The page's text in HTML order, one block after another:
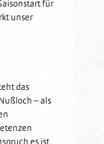
für
unser
das
– als
es ist,